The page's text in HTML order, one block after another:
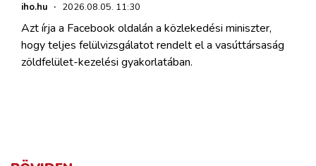
iho.hu · 2026.08.05. 11:30
Azt írja a Facebook oldalán a közlekedési miniszter,
hogy teljes felülvizsgálatot rendelt el a vasúttársaság
zöldfelület-kezelési gyakorlatában.